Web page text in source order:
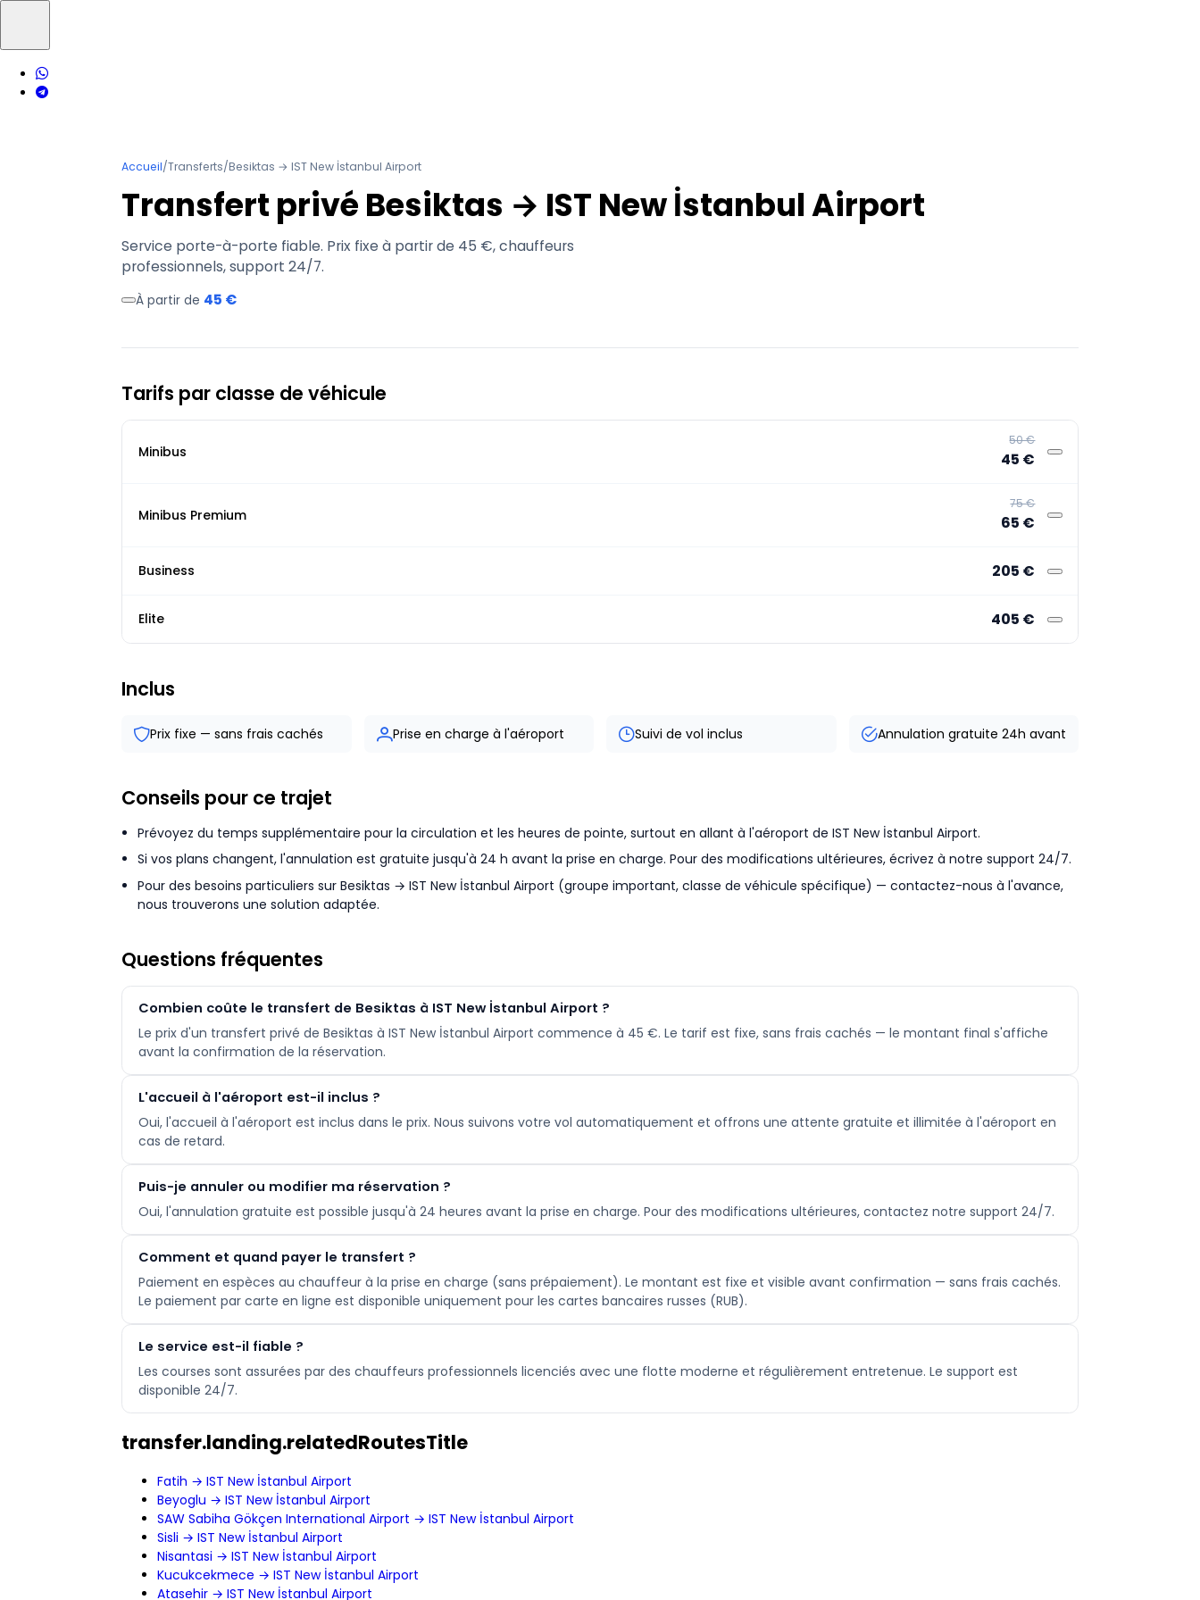
Accueil/Transferts/Besiktas → IST New İstanbul Airport
Transfert privé Besiktas → IST New İstanbul Airport
Service porte-à-porte fiable. Prix fixe à partir de 45 €, chauffeurs
professionnels, support 24/7.
À partir de 45 €
Tarifs par classe de véhicule
Minibus
50 €
45 €
Minibus Premium
75 €
65 €
Business 205 €
Elite 405 €
Inclus
Prix fixe — sans frais cachés Prise en charge à l'aéroport Suivi de vol inclus Annulation gratuite 24h avant
Conseils pour ce trajet
Prévoyez du temps supplémentaire pour la circulation et les heures de pointe, surtout en allant à l'aéroport de IST New İstanbul Airport.
Si vos plans changent, l'annulation est gratuite jusqu'à 24 h avant la prise en charge. Pour des modifications ultérieures, écrivez à notre support 24/7.
Pour des besoins particuliers sur Besiktas → IST New İstanbul Airport (groupe important, classe de véhicule spécifique) — contactez-nous à l'avance,
nous trouverons une solution adaptée.
Questions fréquentes
Combien coûte le transfert de Besiktas à IST New İstanbul Airport ?
Le prix d'un transfert privé de Besiktas à IST New İstanbul Airport commence à 45 €. Le tarif est fixe, sans frais cachés — le montant final s'affiche
avant la confirmation de la réservation.
L'accueil à l'aéroport est-il inclus ?
Oui, l'accueil à l'aéroport est inclus dans le prix. Nous suivons votre vol automatiquement et offrons une attente gratuite et illimitée à l'aéroport en
cas de retard.
Puis-je annuler ou modifier ma réservation ?
Oui, l'annulation gratuite est possible jusqu'à 24 heures avant la prise en charge. Pour des modifications ultérieures, contactez notre support 24/7.
Comment et quand payer le transfert ?
Paiement en espèces au chauffeur à la prise en charge (sans prépaiement). Le montant est fixe et visible avant confirmation — sans frais cachés.
Le paiement par carte en ligne est disponible uniquement pour les cartes bancaires russes (RUB).
Le service est-il fiable ?
Les courses sont assurées par des chauffeurs professionnels licenciés avec une flotte moderne et régulièrement entretenue. Le support est
disponible 24/7.
transfer.landing.relatedRoutesTitle
Fatih → IST New İstanbul Airport
Beyoglu → IST New İstanbul Airport
SAW Sabiha Gökçen International Airport → IST New İstanbul Airport
Sisli → IST New İstanbul Airport
Nisantasi → IST New İstanbul Airport
Kucukcekmece → IST New İstanbul Airport
Atasehir → IST New İstanbul Airport